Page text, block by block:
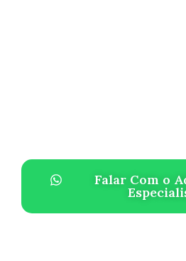
Falar Com o